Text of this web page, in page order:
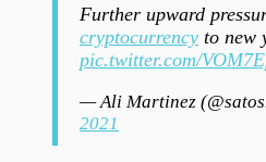
Further upward
cryptocurrency to new
pic.twitter.com/
— Ali Martinez
2021